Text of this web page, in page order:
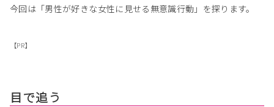
今回は「男性が好きな女性に見せる無意識行動」を探ります。
【PR】
目で追う